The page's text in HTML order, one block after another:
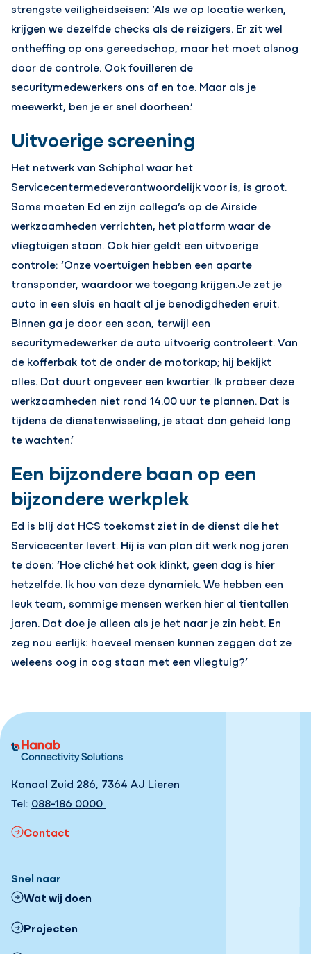
strengste veiligheidseisen: ‘Als we op locatie werken,
krijgen we dezelfde checks als de reizigers. Er zit wel
ontheffing op ons gereedschap, maar het moet alsnog
door de controle. Ook fouilleren de
securitymedewerkers ons af en toe. Maar als je
meewerkt, ben je er snel doorheen.’
Uitvoerige screening
Het netwerk van Schiphol waar het
Servicecentermedeverantwoordelijk voor is, is groot.
Soms moeten Ed en zijn collega’s op de Airside
werkzaamheden verrichten, het platform waar de
vliegtuigen staan. Ook hier geldt een uitvoerige
controle: ‘Onze voertuigen hebben een aparte
transponder, waardoor we toegang krijgen.Je zet je
auto in een sluis en haalt al je benodigdheden eruit.
Binnen ga je door een scan, terwijl een
securitymedewerker de auto uitvoerig controleert. Van
de kofferbak tot de onder de motorkap; hij bekijkt
alles. Dat duurt ongeveer een kwartier. Ik probeer deze
werkzaamheden niet rond 14.00 uur te plannen. Dat is
tijdens de dienstenwisseling, je staat dan geheid lang
te wachten.’
Een bijzondere baan op een
bijzondere werkplek
Ed is blij dat HCS toekomst ziet in de dienst die het
Servicecenter levert. Hij is van plan dit werk nog jaren
te doen: ‘Hoe cliché het ook klinkt, geen dag is hier
hetzelfde. Ik hou van deze dynamiek. We hebben een
leuk team, sommige mensen werken hier al tientallen
jaren. Dat doe je alleen als je het naar je zin hebt. En
zeg nou eerlijk: hoeveel mensen kunnen zeggen dat ze
weleens oog in oog staan met een vliegtuig?’
Kanaal Zuid 286, 7364 AJ Lieren
Tel: 088-186 0000
Contact
Snel naar
Wat wij doen
Projecten